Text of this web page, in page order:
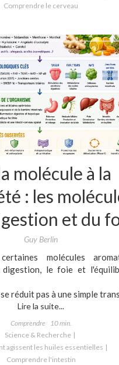
Comprendre le cerveau
molécule à la
: les
et du
Guy Berlin
molécules
digestion, le foie et
réduit pas à une simple
Lire la suite...
Comprendre
10 min.
Science & Recherche
agissent les huiles essentielles
Comprendre l'intestin